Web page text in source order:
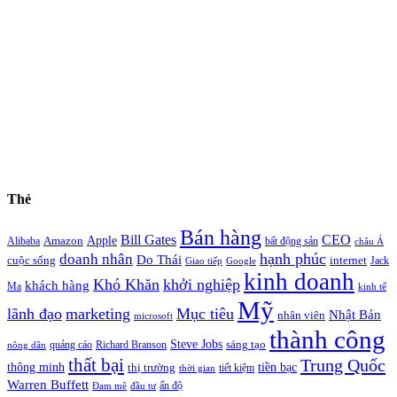
Thẻ
Alibaba Amazon Apple Bill Gates Bán hàng bất động sản CEO châu Á
cuộc sống doanh nhân Do Thái Giao tiếp Google hạnh phúc internet Jack
Ma khách hàng Khó Khăn khởi nghiệp kinh doanh kinh tế
lãnh đạo marketing microsoft Mục tiêu Mỹ nhân viên Nhật Bản
nông dân quảng cáo Richard Branson Steve Jobs sáng tạo thành công
thông minh thất bại thị trường thời gian tiết kiệm tiền bạc Trung Quốc
Warren Buffett Đam mê đầu tư ấn độ